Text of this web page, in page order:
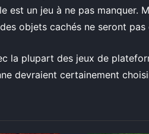
un jeu à ne pas manquer.
objets cachés ne seront pas
la plupart des jeux de
devraient certainement